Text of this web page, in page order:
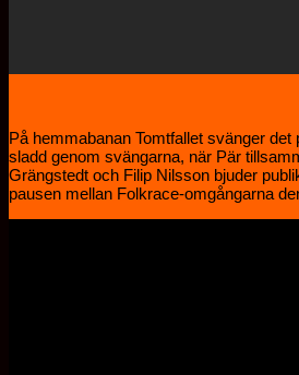
På hemmabanan Tomtfallet svänger det
sladd genom svängarna, när Pär
Grängstedt och Filip Nilsson bjuder
pausen mellan Folkrace-omgångarna